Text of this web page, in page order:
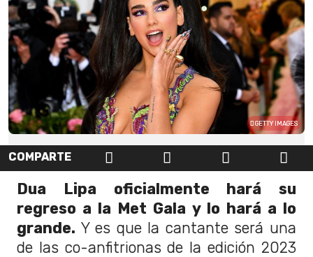
GETTY IMAGES
COMPARTE
Dua Lipa oficialmente hará su
regreso a la Met Gala y lo hará a lo
grande. Y es que la cantante será una
de las co-anfitrionas de la edición 2023